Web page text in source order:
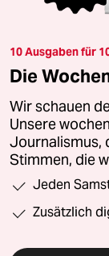
10 Ausgaben für
Die
Wir schauen
Unsere
Journalismus,
Stimmen, die
Jeden
Zusätzlich